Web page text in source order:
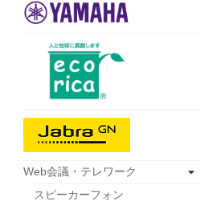
Web会議・テレワーク
スピーカーフォン